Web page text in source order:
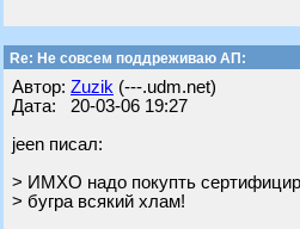
Re: Не совсем поддреживаю АП:
Автор: Zuzik (---.udm.net)
Дата: 20-03-06 19:27
jeen писал:
> ИМХО надо покупть
> бугра всякий хлам!